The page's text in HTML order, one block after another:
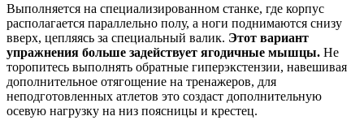
Выполняется на специализированном станке, где корпус
располагается параллельно полу, а ноги поднимаются снизу
вверх, цепляясь за специальный валик. Этот вариант
упражнения больше задействует ягодичные мышцы. Не
торопитесь выполнять обратные гиперэкстензии, навешивая
дополнительное отягощение на тренажеров, для
неподготовленных атлетов это создаст дополнительную
осевую нагрузку на низ поясницы и крестец.